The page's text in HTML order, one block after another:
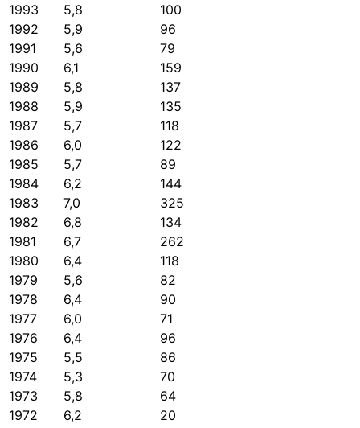
1993
5,8
100
1992
5,9
96
1991
5,6
79
1990
6,1
159
1989
5,8
137
1988
5,9
135
1987
5,7
118
1986
6,0
122
1985
5,7
89
1984
6,2
144
1983
7,0
325
1982
6,8
134
1981
6,7
262
1980
6,4
118
1979
5,6
82
1978
6,4
90
1977
6,0
71
1976
6,4
96
1975
5,5
86
1974
5,3
70
1973
5,8
64
1972
6,2
20